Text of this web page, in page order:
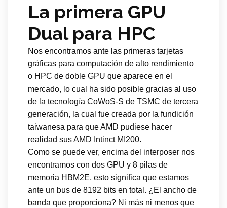
La primera GPU
Dual para HPC
Nos encontramos ante las primeras tarjetas
gráficas para computación de alto rendimiento
o HPC de doble GPU que aparece en el
mercado, lo cual ha sido posible gracias al uso
de la tecnología CoWoS-S de TSMC de tercera
generación, la cual fue creada por la fundición
taiwanesa para que AMD pudiese hacer
realidad sus AMD Intinct MI200.
Como se puede ver, encima del interposer nos
encontramos con dos GPU y 8 pilas de
memoria HBM2E, esto significa que estamos
ante un bus de 8192 bits en total. ¿El ancho de
banda que proporciona? Ni más ni menos que